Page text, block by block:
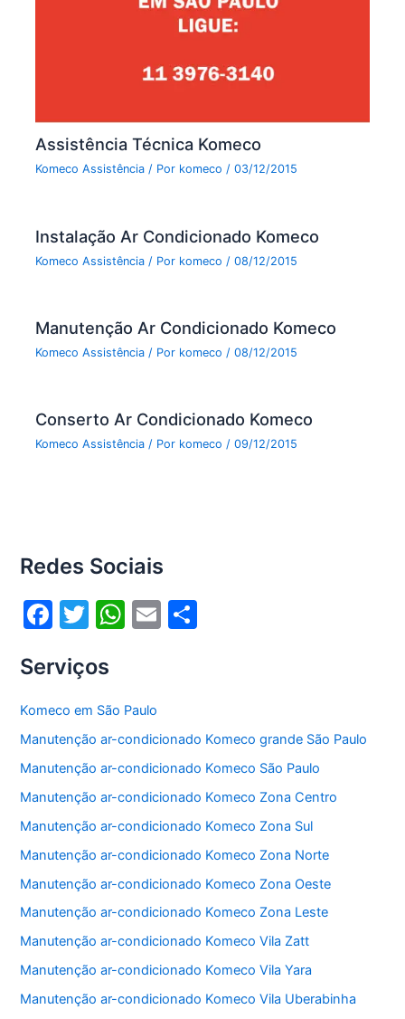
Assistência Técnica Komeco
Komeco Assistência / Por komeco/03/12/2015
Instalação Ar Condicionado Komeco
Komeco Assistência / Por komeco /08/12/2015
Manutenção Ar Condicionado Komeco
Komeco Assistência / Por komeco /08/12/2015
Conserto Ar Condicionado Komeco
Komeco Assistência / Por komeco/09/12/2015
Redes Sociais
F
c
e
b
o
o
k
T
itt
er
W
s
A
p
p
E
Serviços
Komeco em São Paulo
Manutenção ar-condicionado Komeco grande São Paulo
Manutenção ar-condicionado Komeco São Paulo
Manutenção ar-condicionado Komeco Zona Centro
Manutenção ar-condicionado Komeco Zona Sul
Manutenção ar-condicionado Komeco Zona Norte
Manutenção ar-condicionado Komeco Zona Oeste
Manutenção ar-condicionado Komeco Zona Leste
Manutenção ar-condicionado Komeco Vila Zatt
Manutenção ar-condicionado Komeco Vila Yara
Manutenção ar-condicionado Komeco Vila Uberabinha